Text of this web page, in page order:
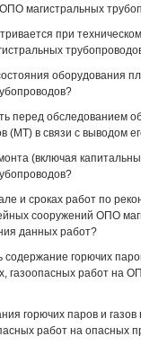
магистральных
при
оборудования
перед обследованием
в связи с выводом
(включая
и сроках работ по
сооружений ОПО
данных работ?
горючих
работ на
горючих паров и
работ на опасных